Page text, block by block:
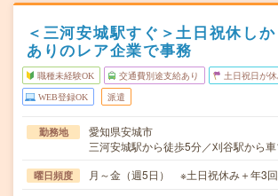
＜三河安城駅すぐ＞土日祝休し
ありのレア企業で事務
職種未経験OK 交通費別途支給あり 土日祝日が
WEB登録OK 派遣
勤務地
愛知県安城市
三河安城駅から徒歩5分／刈谷駅から
曜日頻度 月～金（週5日） ※土日祝休み＋年3